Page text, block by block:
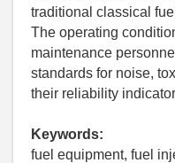
traditional classical
The operating
maintenance
standards for noise,
their reliability
Keywords:
fuel equipment, fuel